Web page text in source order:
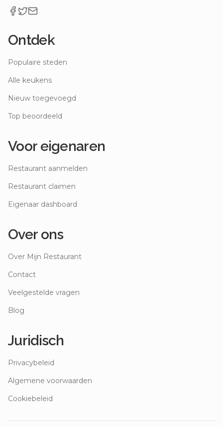
Ontdek
Populaire steden
Alle keukens
Nieuw toegevoegd
Top beoordeeld
Voor eigenaren
Restaurant aanmelden
Restaurant claimen
Eigenaar dashboard
Over ons
Over Mijn Restaurant
Contact
Veelgestelde vragen
Blog
Juridisch
Privacybeleid
Algemene voorwaarden
Cookiebeleid